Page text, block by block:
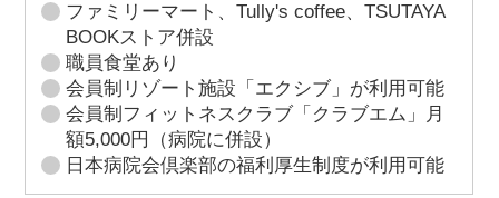
ファミリーマート、Tully's coffee、TSUTAYA
BOOKストア併設
職員食堂あり
会員制リゾート施設「エクシブ」が利用可能
会員制フィットネスクラブ「クラブエム」月
額5,000円（病院に併設）
日本病院会倶楽部の福利厚生制度が利用可能